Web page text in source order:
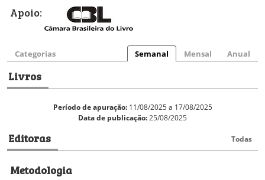
Apoio:
Categorias Semanal Mensal Anual
Livros
Período de apuração:11/08/2025 a 17/08/2025
Data de publicação:25/08/2025
Editoras Todas
Metodologia